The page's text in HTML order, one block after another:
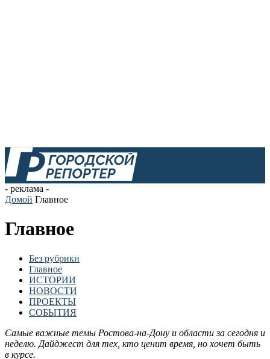
- реклама -
Домой Главное
Главное
Без рубрики
Главное
ИСТОРИИ
НОВОСТИ
ПРОЕКТЫ
СОБЫТИЯ
Самые важные темы Ростова-на-Дону и области за сегодня и
неделю. Дайджест для тех, кто ценит время, но хочет быть
в курсе.